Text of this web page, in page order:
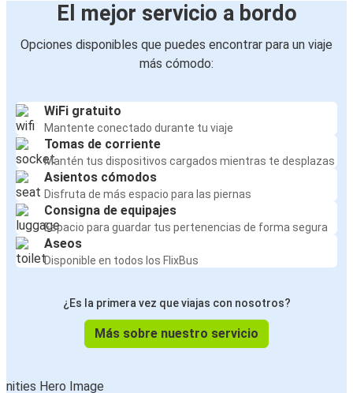
El mejor servicio a bordo
Opciones disponibles que puedes encontrar para un viaje
más cómodo:
WiFi gratuito
Mantente conectado durante tu viaje
Tomas de corriente
Mantén tus dispositivos cargados mientras te desplazas
Asientos cómodos
Disfruta de más espacio para las piernas
Consigna de equipajes
Espacio para guardar tus pertenencias de forma segura
Aseos
Disponible en todos los FlixBus
¿Es la primera vez que viajas con nosotros?
Más sobre nuestro servicio